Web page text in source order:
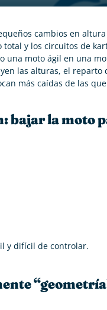
cambios en
total y los circuitos de
una moto ágil en una
las alturas, el
más caídas de las
bajar la moto
y difícil de controlar.